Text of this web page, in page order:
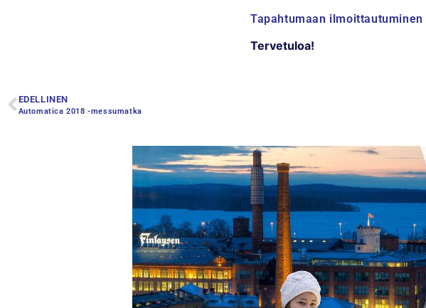
Tapahtumaan ilmoittautuminen
Tervetuloa!
EDELLINEN
Automatica 2018 -messumatka